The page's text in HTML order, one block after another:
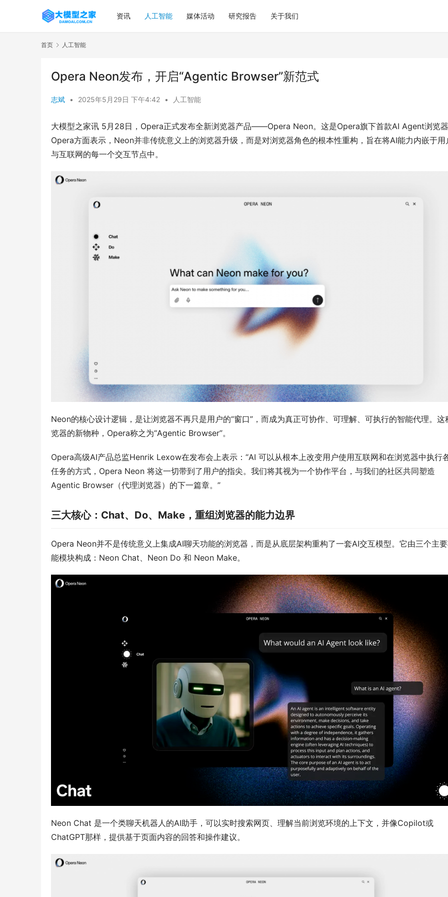
资讯 人工智能 媒体活动 研究报告 关于我们
首页 人工智能
Opera Neon发布，开启“Agentic Browser”新范式
志斌 • 2025年5月29日 下午4:42 • 人工智能
大模型之家讯 5月28日，Opera正式发布全新浏览器产品——Opera Neon。这是Opera旗下首款AI Agent浏览器
Opera方面表示，Neon并非传统意义上的浏览器升级，而是对浏览器角色的根本性重构，旨在将AI能力内嵌于用
与互联网的每一个交互节点中。
Neon的核心设计逻辑，是让浏览器不再只是用户的“窗口”，而成为真正可协作、可理解、可执行的智能代理。这
览器的新物种，Opera称之为“Agentic Browser”。
Opera高级AI产品总监Henrik Lexow在发布会上表示：“AI 可以从根本上改变用户使用互联网和在浏览器中执行
任务的方式，Opera Neon 将这一切带到了用户的指尖。我们将其视为一个协作平台，与我们的社区共同塑造
Agentic Browser（代理浏览器）的下一篇章。”
三大核心：Chat、Do、Make，重组浏览器的能力边界
Opera Neon并不是传统意义上集成AI聊天功能的浏览器，而是从底层架构重构了一套AI交互模型。它由三个主
能模块构成：Neon Chat、Neon Do 和 Neon Make。
Neon Chat 是一个类聊天机器人的AI助手，可以实时搜索网页、理解当前浏览环境的上下文，并像Copilot或
ChatGPT那样，提供基于页面内容的回答和操作建议。